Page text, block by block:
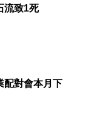
流致1死
配對會本月下